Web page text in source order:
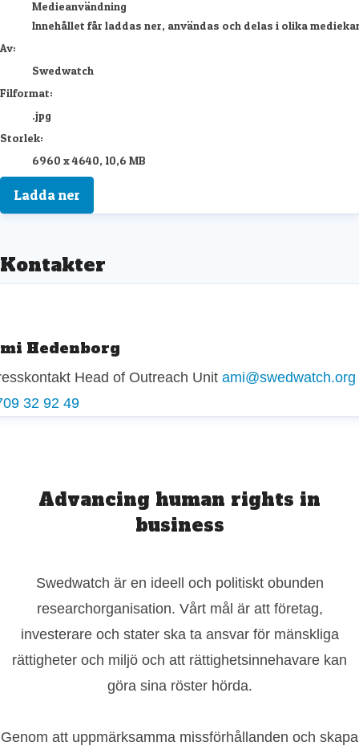
Medieanvändning
Innehållet får laddas ner, användas och delas i olika
Av:
Swedwatch
Filformat:
.jpg
Storlek:
6960 x 4640, 10,6 MB
Ladda ner
Kontakter
Hedenborg
Head of Outreach Unit ami@swedwatch.org
32 92 49
Advancing human rights in
business
Swedwatch är en ideell och politiskt obunden
researchorganisation. Vårt mål är att företag,
investerare och stater ska ta ansvar för mänskliga
rättigheter och miljö och att rättighetsinnehavare kan
göra sina röster hörda.
Genom att uppmärksamma missförhållanden och skapa